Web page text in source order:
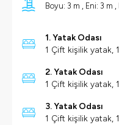
Boyu: 3 m , Eni: 3 m
1. Yatak Odası
1 Çift kişilik yatak,
2. Yatak Odası
1 Çift kişilik yatak,
3. Yatak Odası
1 Çift kişilik yatak,